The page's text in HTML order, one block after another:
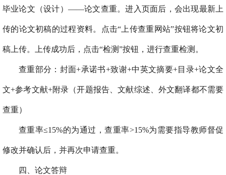
毕业论文（设计）——论文查重。进入页面后，会出现最新上
传的论文初稿的过程资料。点击“上传查重网站”按钮将论文初
稿上传。上传成功后，点击“检测”按钮，进行查重检测。
查重部分：封面+承诺书+致谢+中英文摘要+目录+论文全
文+参考文献+附录（开题报告、文献综述、外文翻译都不需要
查重）
查重率≤15%的为通过，查重率>15%为需要指导教师督促
修改并确认后，并再次申请查重。
四、论文答辩